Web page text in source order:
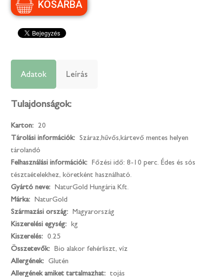
Adatok Leírás
Tulajdonságok:
Karton:
20
Tárolási információk:
Száraz,hűvős,kártevő mentes helyen
tárolandó
Felhasználási információk:
Főzési idő: 8-10 perc. Édes és sós
tésztaételekhez, köretként használható.
Gyártó neve:
NaturGold Hungária Kft.
Márka:
NaturGold
Származási ország:
Magyarország
Kiszerelési egység:
kg
Kiszerelés:
0.25
Összetevők:
Bio alakor fehérliszt, víz
Allergének:
Glutén
Allergének amiket tartalmazhat:
tojás